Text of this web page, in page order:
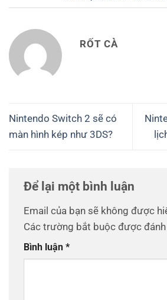
RỐT CÀ
Nintendo Switch 2 sẽ có
màn hình kép như 3DS?
Để lại một bình luận
Email của bạn sẽ không được
Các trường bắt buộc được
Bình luận *